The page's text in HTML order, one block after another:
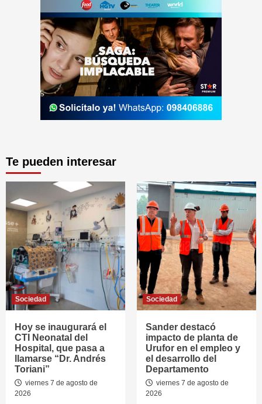
Te pueden interesar
Sociedad
Hoy se inaugurará el
CTI Neonatal del
Hospital, que pasa a
llamarse “Dr. Andrés
Toriani”
viernes 7 de agosto de
2026
Sociedad
Sander destacó
impacto de planta de
Urufor en el empleo y
el desarrollo del
Departamento
viernes 7 de agosto de
2026